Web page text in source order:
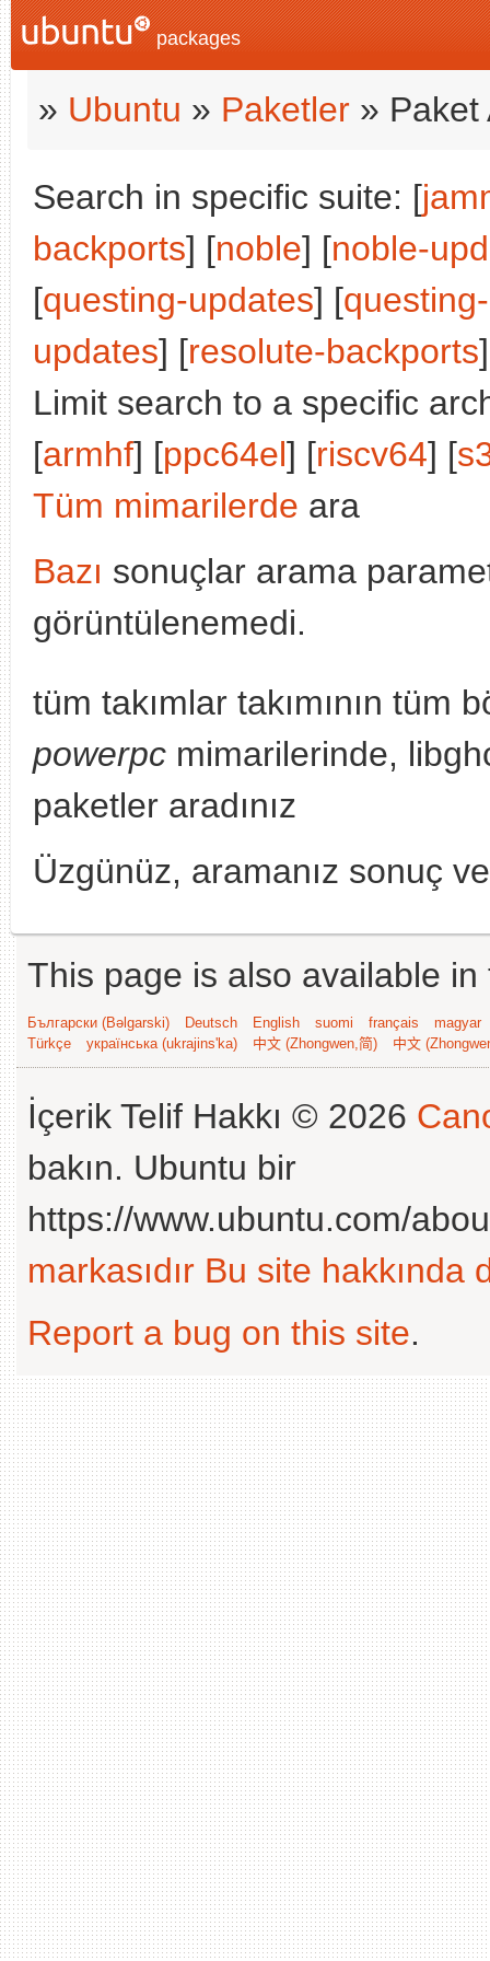
packages
» Ubuntu » Paketler » Paket
Search in specific suite: [
backports] [noble] [noble-
[questing-updates] [
updates] [resolute-backports
Limit search to a specific
[armhf] [ppc64el] [riscv64] [
Tüm mimarilerde ara
Bazı sonuçlar arama
görüntülenemedi.
tüm takımlar takımının
powerpc mimarilerinde,
paketler aradınız
Üzgünüz, aramanız sonuç
This page is also available
Български (Bəlgarski) Deutsch English suomi français
magyar
Türkçe
українська (ukrajins'ka) 中文 (Zhongwen,简) 中文
İçerik Telif Hakkı © 2026
bakın. Ubuntu bir
https://www.ubuntu.com/
markasıdır Bu site hakkında
Report a bug on this site.